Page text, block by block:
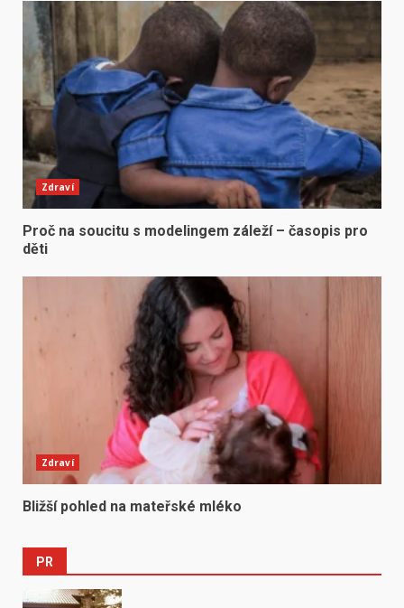
Zdraví
Proč na soucitu s modelingem záleží – časopis pro
děti
Zdraví
Bližší pohled na mateřské mléko
PR